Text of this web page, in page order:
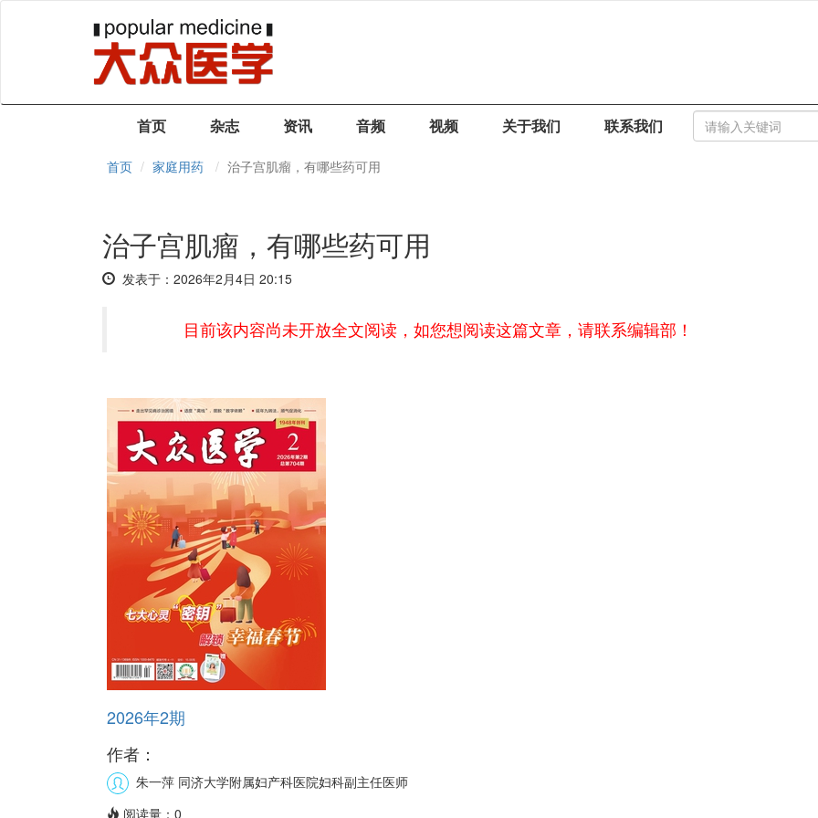
首页 杂志 资讯 音频 视频 关于我们 联系我们
首页 家庭用药 治子宫肌瘤，有哪些药可用
治子宫肌瘤，有哪些药可用
发表于：2026年2月4日 20:15
目前该内容尚未开放全文阅读，如您想阅读这篇文章，请联系编辑部！
2026年2期
作者：
朱一萍 同济大学附属妇产科医院妇科副主任医师
阅读量： 0